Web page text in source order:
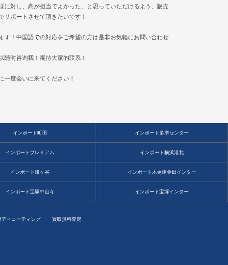
に対し、高が担当でよかった」と思っていただけるよう、販売
サポートさせて頂きたいです！
す！中国語での対応をご希望の方は是非お気軽にお問い合わせ
随时咨询我！期待大家的联系！
一度会いに来てください！
インポート町田 インポート多摩センター
インポートプレミアム インポート横浜港北
インポート鎌ヶ谷 インポート木更津金田インター
インポート宝塚中山寺 インポート宝塚インター
ディコーティング 買取無料査定